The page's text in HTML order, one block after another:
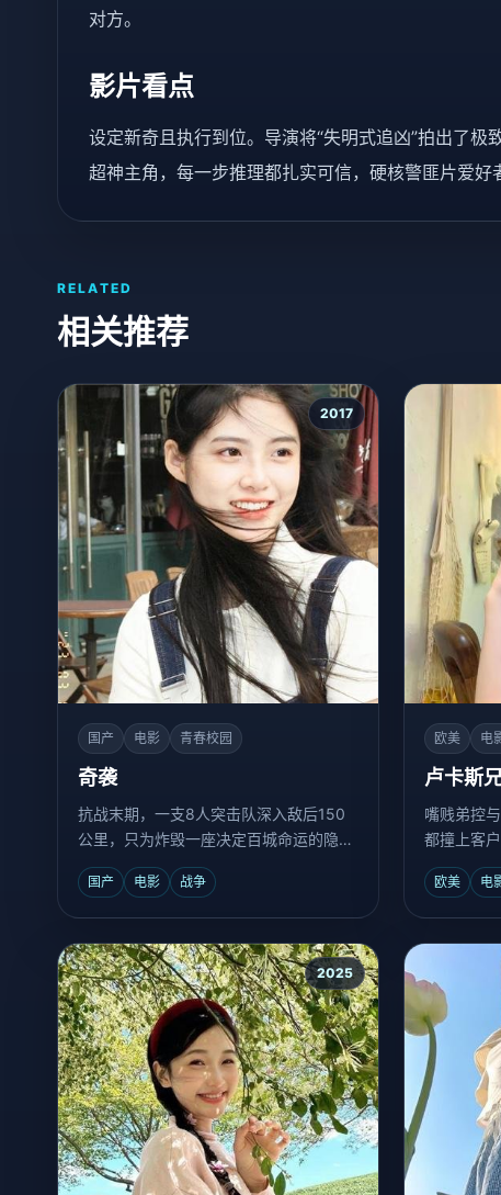
对方。
影片看点
设定新奇且执行到位。导演将“失明式追凶”拍出了
超神主角，每一步推理都扎实可信，硬核警匪片爱好
RELATED
相关推荐
2017
国产 电影 青春校园
奇袭
抗战末期，一支8人突击队深入敌后150
公里，只为炸毁一座决定百城命运的隐蔽
弹药库。
国产 电影 战争
欧美 电
卢卡斯
嘴贱弟控
都撞上客
欧美 电
2025